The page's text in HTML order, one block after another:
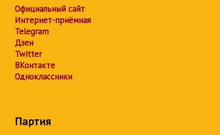
Официальный сайт
Интернет-приёмная
Telegram
Дзен
Twitter
ВКонтакте
Одноклассники
Партия